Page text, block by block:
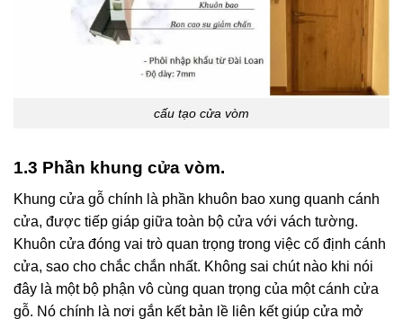
cấu tạo cửa vòm
1.3 Phần khung cửa vòm.
Khung cửa gỗ chính là phần khuôn bao xung quanh cánh
cửa, được tiếp giáp giữa toàn bộ cửa với vách tường.
Khuôn cửa đóng vai trò quan trọng trong việc cố định cánh
cửa, sao cho chắc chắn nhất. Không sai chút nào khi nói
đây là một bộ phận vô cùng quan trọng của một cánh cửa
gỗ. Nó chính là nơi gắn kết bản lề liên kết giúp cửa mở